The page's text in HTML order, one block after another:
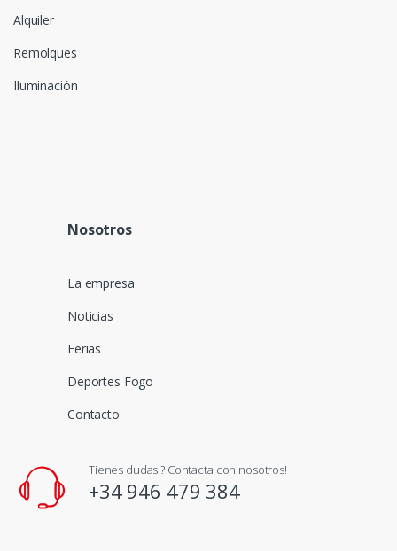
Alquiler
Remolques
Iluminación
Nosotros
La empresa
Noticias
Ferias
Deportes Fogo
Contacto
Tienes dudas ? Contacta con nosotros!
+34 946 479 384